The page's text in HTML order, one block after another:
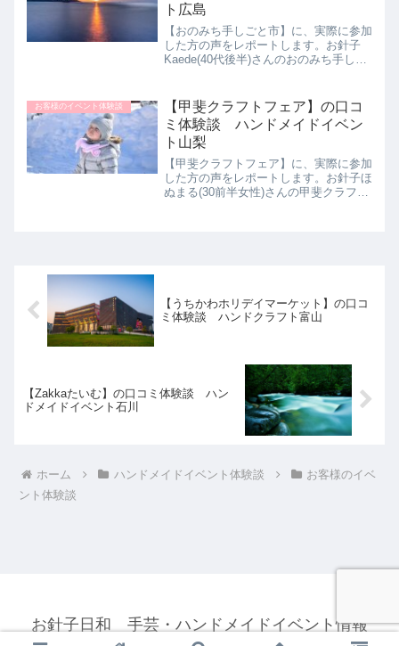
ト広島
【おのみち手しごと市】に、実際に参加
した方の声をレポートします。お針子
Kaede(40代後半)さんのおのみち手しご
目標とし他の出店者の観察と自分のスキ
ルアップの為に多...
お客様のイベント体験談
【甲斐クラフトフェア】の口コ
ミ体験談 ハンドメイドイベン
ト山梨
【甲斐クラフトフェア】に、実際に参加
した方の声をレポートします。お針子ほ
ぬまる(30前半女性)さんの甲斐クラフト
【うちかわホリデイマーケット】の口コ
ミ体験談 ハンドクラフト富山
【Zakkaたいむ】の口コミ体験談 ハン
ドメイドイベント石川
ホーム ハンドメイドイベント体験談
お客様のイベ
ント体験談
お針子日和 手芸・ハンドメイドイベント情報